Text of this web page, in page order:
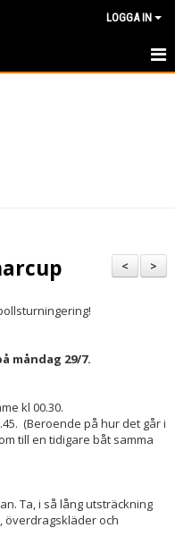
LOGGA IN
>
<
måndag 29/7.
kl 00.30.
(Beroende på hur det går i
till en tidigare båt samma
Ta, i så lång utsträckning
överdragskläder och